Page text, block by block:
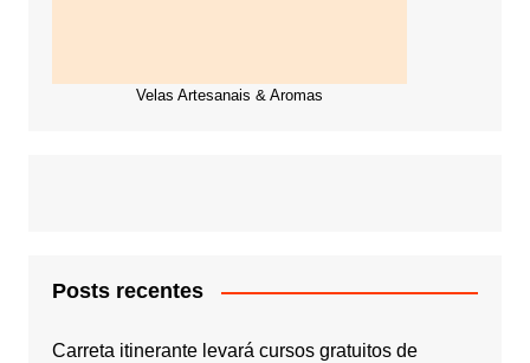
Velas Artesanais & Aromas
Posts recentes
Carreta itinerante levará cursos gratuitos de